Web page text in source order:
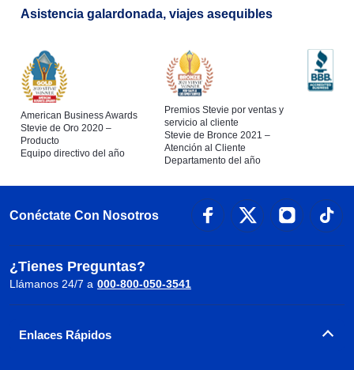
Asistencia galardonada, viajes asequibles
American Business Awards
Stevie de Oro 2020 –
Producto
Equipo directivo del año
Premios Stevie por ventas y
servicio al cliente
Stevie de Bronce 2021 –
Atención al Cliente
Departamento del año
Conéctate Con Nosotros
¿Tienes Preguntas?
Llámanos 24/7 a 000-800-050-3541
Enlaces Rápidos